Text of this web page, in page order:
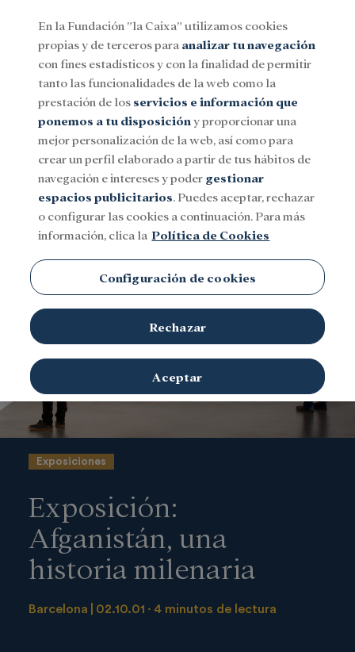
Menu
SocialInvestigación y becasCultura
Exposiciones
Exposición:
Afganistán, una
historia milenaria
Barcelona 02.10.01 4 minutos de lectura
En la Fundación ”la Caixa” utilizamos cookies
propias y de terceros para analizar tu navegación
con fines estadísticos y con la finalidad de permitir
tanto las funcionalidades de la web como la
prestación de los servicios e información que
ponemos a tu disposición y proporcionar una
mejor personalización de la web, así como para
crear un perfil elaborado a partir de tus hábitos de
navegación e intereses y poder gestionar
espacios publicitarios. Puedes aceptar, rechazar
o configurar las cookies a continuación. Para más
información, clica la Política de Cookies
Configuración de cookies
Rechazar
Aceptar